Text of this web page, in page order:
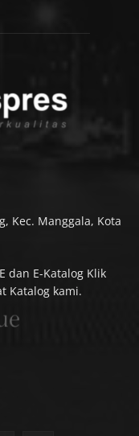
Kec. Manggala, Kota
dan E-Katalog Klik
Katalog kami.